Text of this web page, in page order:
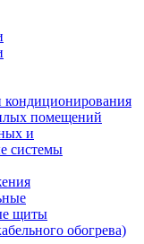
помещений
и
системы
щиты
обогрева)